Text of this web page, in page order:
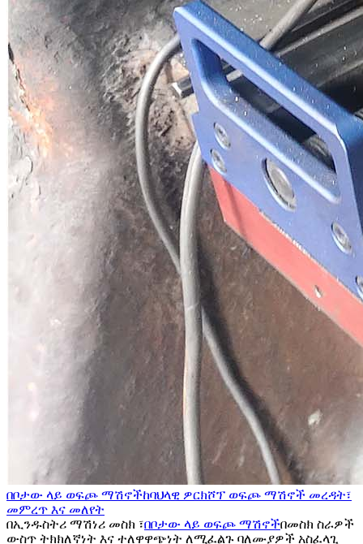
በቦታው ላይ ወፍጮ ማሽኖችከባህላዊ ዎርክሾፕ ወፍጮ ማሽኖች መረዳት፣
መምረጥ እና መለየት
በኢንዱስትሪ ማሽነሪ መስክ ፣በቦታው ላይ ወፍጮ ማሽኖችበመስክ ስራዎች
ውስጥ ትክክለኛነት እና ተለዋዋጭነት ለሚፈልጉ ባለሙያዎች አስፈላጊ